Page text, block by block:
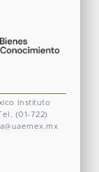
Instituto
(01-722)